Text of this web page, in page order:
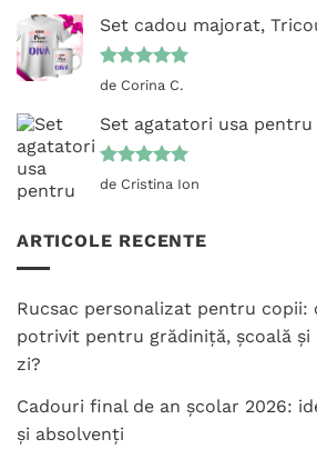
Set cadou majorat,
Evaluat la
de Corina C.
Set agatatori usa
Evaluat la
de Cristina Ion
ARTICOLE RECENTE
Rucsac personalizat pentru copii:
potrivit pentru grădiniță, școală
zi?
Cadouri final de an școlar 2026:
și absolvenți